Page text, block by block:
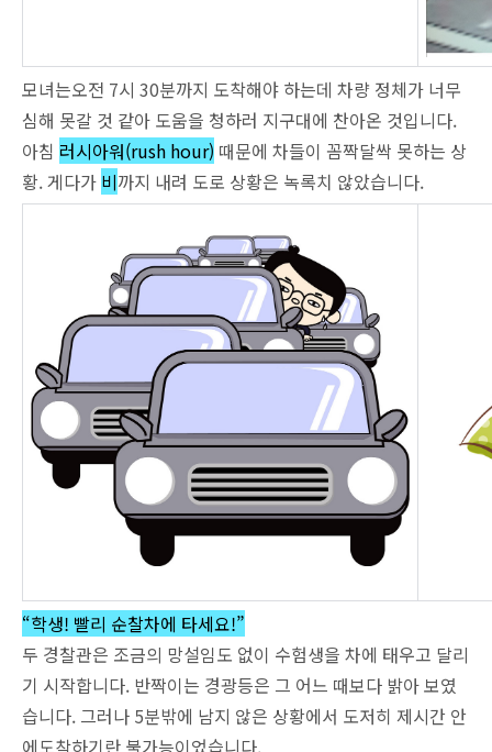
모녀는오전 7시 30분까지 도착해야 하는데 차량 정체가 너무
심해 못갈 것 같아 도움을 청하러 지구대에 찬아온 것입니다.
아침 러시아워(rush hour) 때문에 차들이 꼼짝달싹 못하는 상
황. 게다가 비까지 내려 도로 상황은 녹록치 않았습니다.
“학생! 빨리 순찰차에 타세요!”
두 경찰관은 조금의 망설임도 없이 수험생을 차에 태우고 달리
기 시작합니다. 반짝이는 경광등은 그 어느 때보다 밝아 보였
습니다. 그러나 5분밖에 남지 않은 상황에서 도저히 제시간 안
에도착하기란 불가능이었습니다.